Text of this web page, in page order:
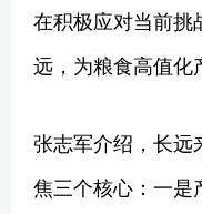
在积极应对当前挑
远，为粮食高值化
张志军介绍，长远
焦三个核心：一是